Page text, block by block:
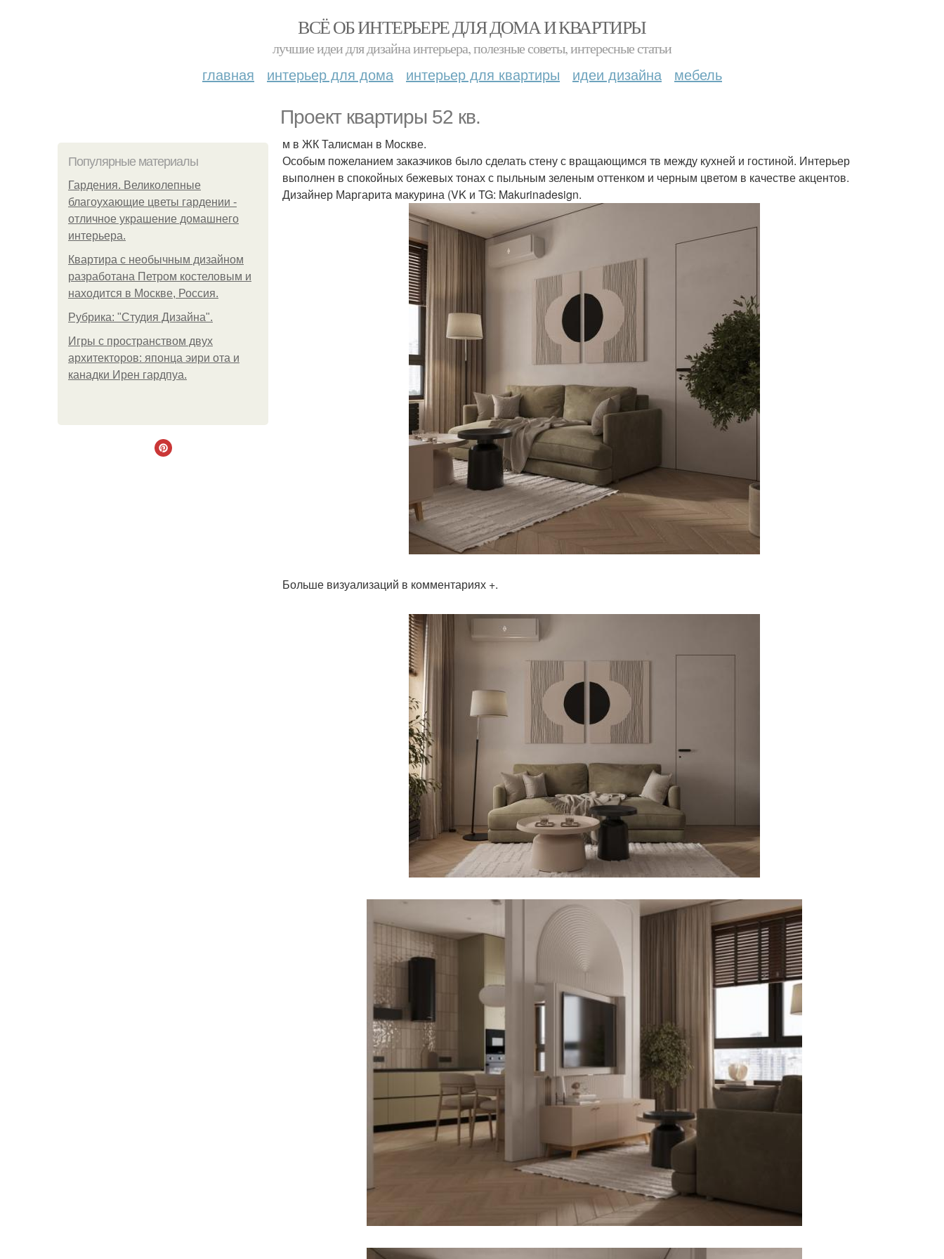
ВСЁ ОБ ИНТЕРЬЕРЕ ДЛЯ ДОМА И КВАРТИРЫ
лучшие идеи для дизайна интерьера, полезные советы, интересные статьи
главная интерьер для дома интерьер для квартиры идеи дизайна мебель
Проект квартиры 52 кв.
Популярные материалы
Гардения. Великолепные
благоухающие цветы гардении -
отличное украшение домашнего
интерьера.
Квартира с необычным дизайном
разработана Петром костеловым и
находится в Москве, Россия.
Рубрика: "Студия Дизайна".
Игры с пространством двух
архитекторов: японца эири ота и
канадки Ирен гардпуа.
м в ЖК Талисман в Москве.
Особым пожеланием заказчиков было сделать стену с вращающимся тв между кухней и гостиной. Интерьер
выполнен в спокойных бежевых тонах с пыльным зеленым оттенком и черным цветом в качестве акцентов.
Дизайнер Маргарита макурина (VK и TG: Makurinadesign.
Больше визуализаций в комментариях +.